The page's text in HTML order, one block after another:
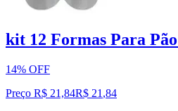
kit 12 Formas Para
14% OFF
Preço R$ 21,84R$ 21 ,84